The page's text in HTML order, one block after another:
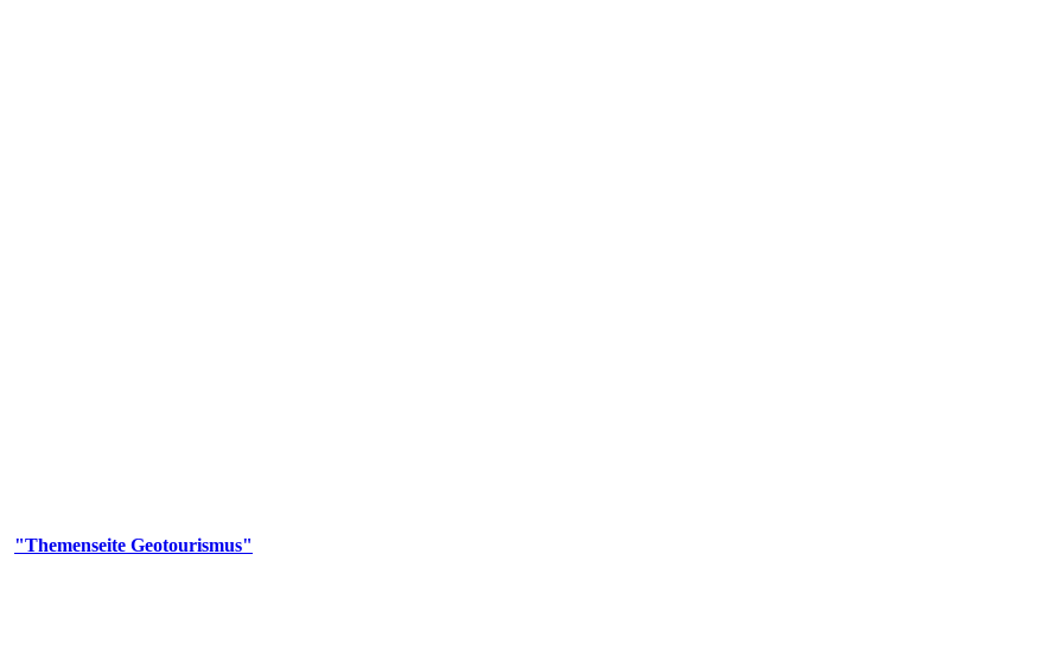
"Themenseite Geotourismus"